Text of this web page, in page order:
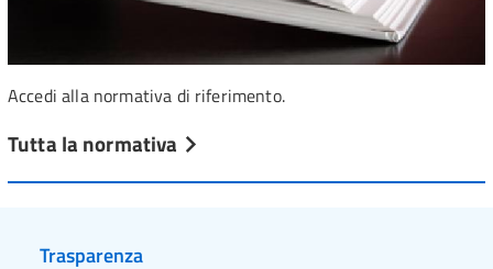
Accedi alla normativa di riferimento.
Tutta la normativa
Trasparenza